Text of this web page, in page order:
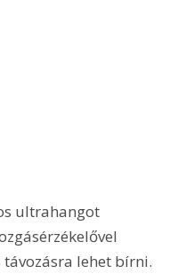
ultrahangot
lehet bírni.